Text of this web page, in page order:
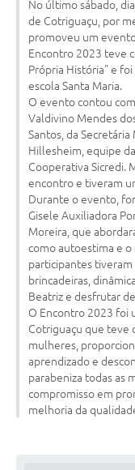
Turismo
Obras
Projetos
Contas Públicas
Legislação
Editais
Links
Serviços Online
Telefones Úteis
Enquete
Jornal
Agenda
SIC
No último sábado,
de Cotriguaçu, por
promoveu um
Encontro 2023 teve
Própria História" e
escola Santa Maria.
O evento contou
Valdivino Mendes
Santos, da
Hillesheim, equipe
Cooperativa Sicredi.
encontro e tiveram
Durante o evento,
Gisele Auxiliadora
Moreira, que
como autoestima e
participantes
brincadeiras,
Beatriz e desfrutar
O Encontro 2023 foi
Cotriguaçu que teve
mulheres,
aprendizado e
parabeniza todas as
compromisso em
melhoria da